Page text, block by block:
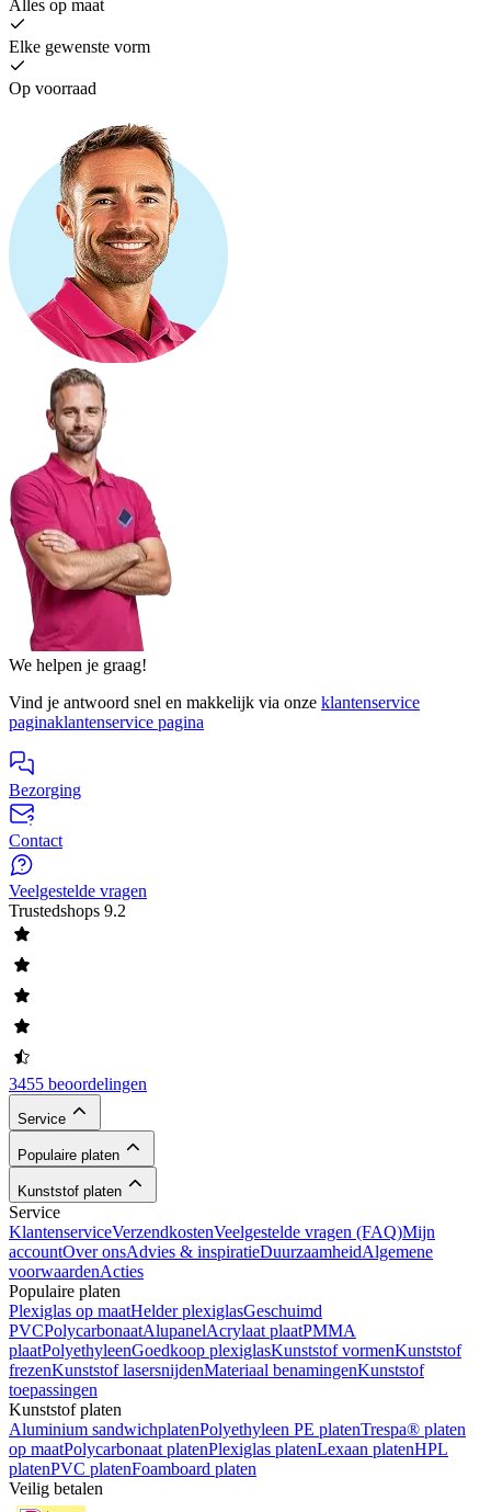
Alles op maat
Elke gewenste vorm
Op voorraad
We helpen je graag!
Vind je antwoord snel en makkelijk via onze klantenservice
paginaklantenservice pagina
Bezorging
Contact
Veelgestelde vragen
Trustedshops 9.2
3455 beoordelingen
Service
Populaire platen
Kunststof platen
Service
KlantenserviceVerzendkostenVeelgestelde vragen (FAQ)Mijn
accountOver onsAdvies & inspiratieDuurzaamheidAlgemene
voorwaardenActies
Populaire platen
Plexiglas op maatHelder plexiglasGeschuimd
PVCPolycarbonaatAlupanelAcrylaat plaatPMMA
plaatPolyethyleenGoedkoop plexiglasKunststof vormenKunststof
frezenKunststof lasersnijdenMateriaal benamingenKunststof
toepassingen
Kunststof platen
Aluminium sandwichplatenPolyethyleen PE platenTrespa® platen
op maatPolycarbonaat platenPlexiglas platenLexaan platenHPL
platenPVC platenFoamboard platen
Veilig betalen